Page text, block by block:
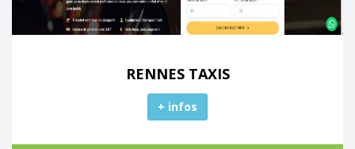
RENNES TAXIS
+ infos